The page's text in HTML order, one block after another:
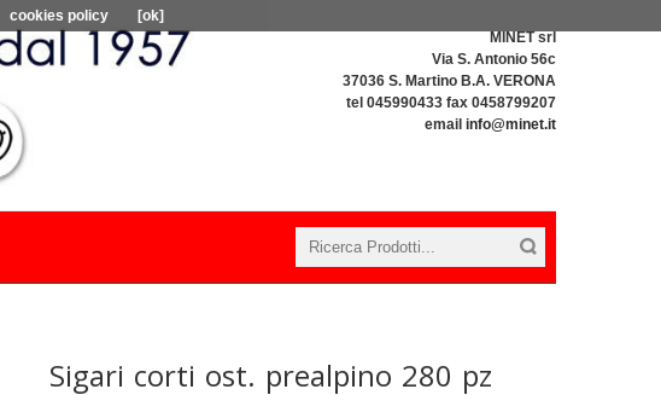
MINET srl
Via S. Antonio 56c
37036 S. Martino B.A. VERONA
tel 045990433 fax 0458799207
email info@minet.it
Sigari corti ost. prealpino 280 pz
cookies policy [ok]